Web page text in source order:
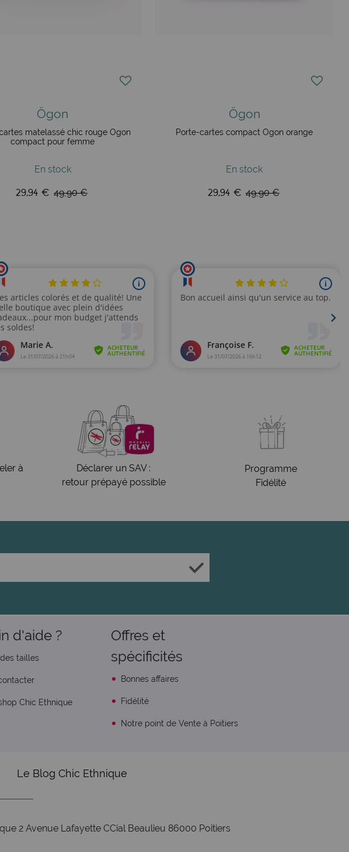
Ögon
matelassé chic rouge Ögon
compact pour femme
En stock
29,94 € 49,90 €
Ögon
Porte-cartes compact Ögon orange
En stock
29,94 € 49,90 €
à
Déclarer un SAV :
retour prépayé possible
Programme
Fidélité
d'aide ?
tailles
Chic Ethnique
Offres et
spécificités
Bonnes affaires
Fidélité
Notre point de Vente à Poitiers
Le Blog Chic Ethnique
2 Avenue Lafayette CCial Beaulieu 86000 Poitiers